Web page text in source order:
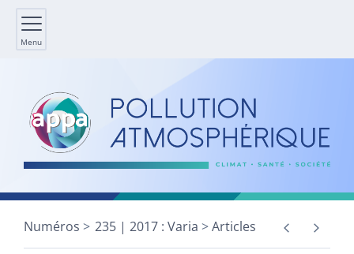
Menu
Numéros 235 | 2017 : Varia Articles